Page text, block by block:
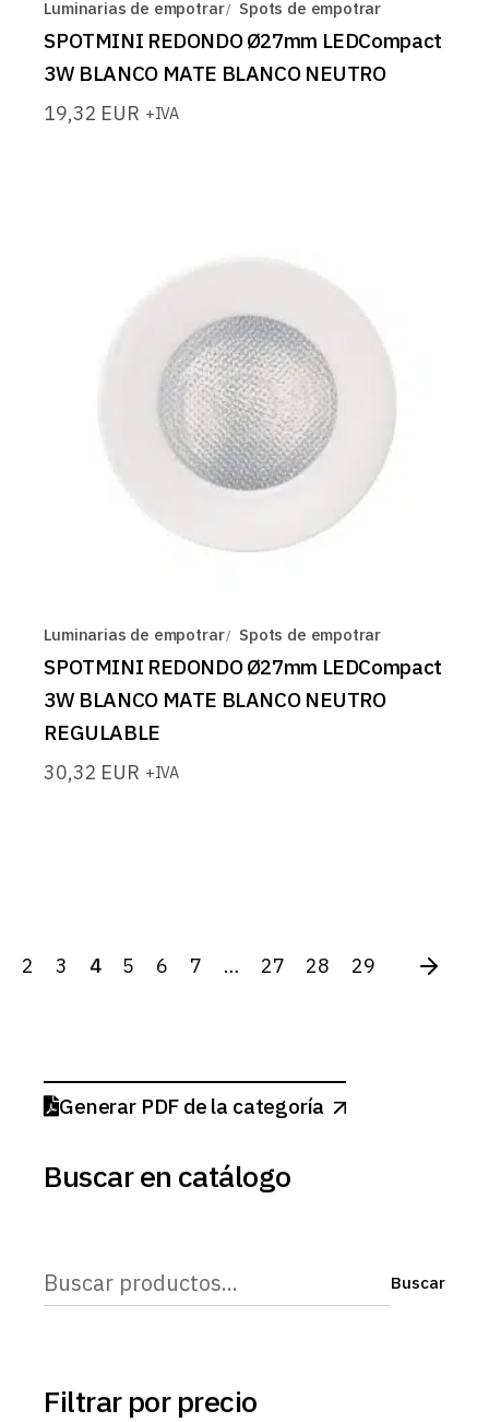
Luminarias de empotrar Spots de empotrar
SPOTMINI REDONDO Ø27mm LEDCompact
3W BLANCO MATE BLANCO NEUTRO
19,32 EUR +IVA
Luminarias de empotrar Spots de empotrar
SPOTMINI REDONDO Ø27mm LEDCompact
3W BLANCO MATE BLANCO NEUTRO
REGULABLE
30,32 EUR +IVA
2 3 4 5 6 7 … 27 28 29
Generar PDF de la categoría
Buscar en catálogo
Buscar Buscar
Filtrar por precio